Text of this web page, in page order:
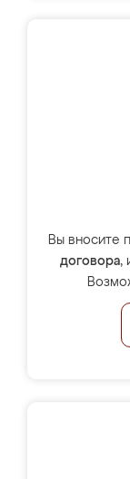
Вы вносите
договора,